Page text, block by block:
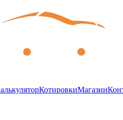
КотировкиМагазин